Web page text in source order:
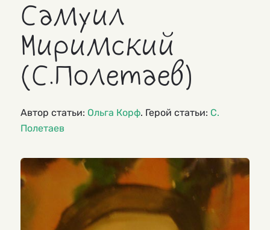
Самуил
Миримский
(С.Полетаев)
Автор статьи: Ольга Корф. Герой статьи: С.
Полетаев